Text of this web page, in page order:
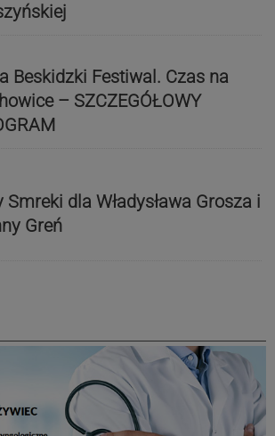
Beskidzki Festiwal. Czas na
– SZCZEGÓŁOWY
Smreki dla Władysława Grosza i
Greń